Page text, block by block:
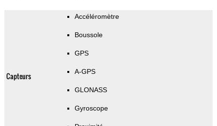
Capteurs
Accéléromètre
Boussole
GPS
A-GPS
GLONASS
Gyroscope